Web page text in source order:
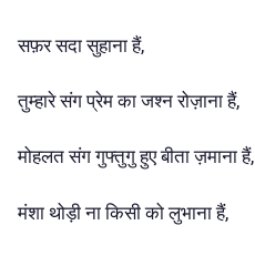
सफ़र सदा सुहाना हैं,
तुम्हारे संग प्रेम का जश्न रोज़ाना हैं,
मोहलत संग गुफ्तुगु हुए बीता ज़माना हैं,
मंशा थोड़ी ना किसी को लुभाना हैं,